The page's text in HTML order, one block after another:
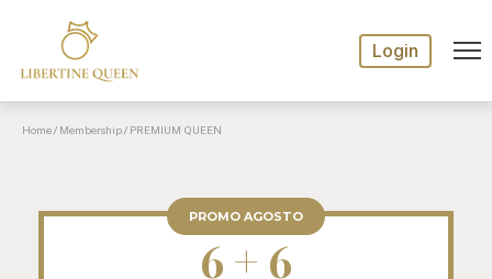
Login
Home/ Membership/ PREMIUM QUEEN
PROMO AGOSTO
6 + 6